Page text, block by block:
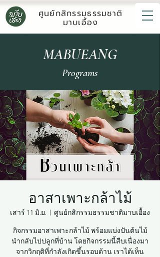
ศูนย์กสิกรรมธรรมชาติ
มาบเอื้อง
MABUEANG
Programs
อาสาเพาะกล้าไม้
เสาร์ 11 มิ.ย. ศูนย์กสิกรรมธรรมชาติมาบเอื้อง​
กิจกรรมอาสาเพาะกล้าไม้ พร้อมแบ่งปันต้นไม้
นำกลับไปปลูกที่บ้าน โดยกิจกรรมนี้สืบเนื่องมา
จากวิกฤติที่กำลังเกิดขึ้นรอบด้าน เราได้เห็น